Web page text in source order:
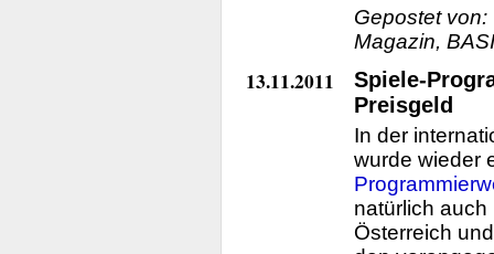
Gepostet von:
Magazin,
13.11.2011
Spiele-
Preisgeld
In der
wurde wieder
natürlich
Österreich